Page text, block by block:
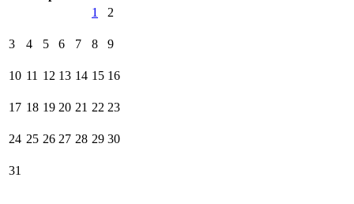
1
2
3 4 5 6 7 8 9
10 11 12 13 14 15 16
17 18 19 20 21 22 23
24 25 26 27 28 29 30
31